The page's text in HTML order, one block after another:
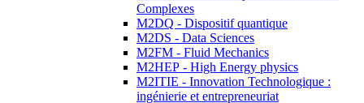
Complexes
M2DQ - Dispositif quantique
M2DS - Data Sciences
M2FM - Fluid Mechanics
M2HEP - High Energy physics
M2ITIE - Innovation Technologique :
ingénierie et entrepreneuriat